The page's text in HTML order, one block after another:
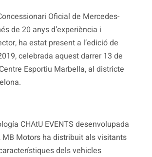
Oficial de Mercedes-
de 20 anys d’experiència i
ha estat present a l’edició de
celebrada aquest darrer 13 de
Esportiu Marbella, al districte
CHAtU EVENTS desenvolupada
MB Motors ha distribuit als visitants
dels vehicles